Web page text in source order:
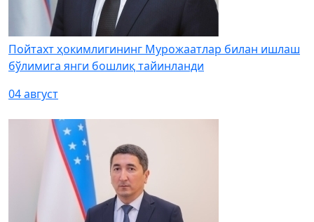
Пойтахт ҳокимлигининг Мурожаатлар билан ишлаш
бўлимига янги бошлиқ тайинланди
04 август